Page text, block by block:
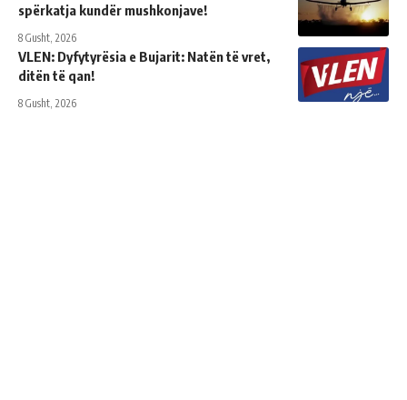
spërkatja kundër mushkonjave!
8 Gusht, 2026
VLEN: Dyfytyrësia e Bujarit: Natën të vret,
ditën të qan!
8 Gusht, 2026